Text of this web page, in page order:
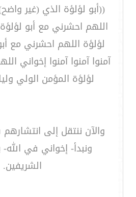
((أبو لؤلؤة الذي (غير
اللهم احشرني مع أبو
لؤلؤة اللهم احشرني مع
آمنوا آمنوا آمنوا إخواني
لؤلؤة المؤمن الولي
والآن ننتقل إلى
ونبدأ- إخواني في الله-
الشريفين.